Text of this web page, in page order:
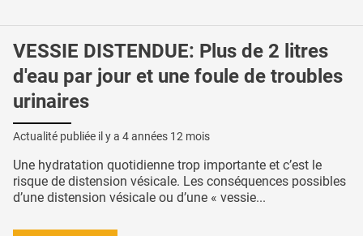
VESSIE DISTENDUE: Plus de 2 litres
d'eau par jour et une foule de troubles
urinaires
Actualité publiée il y a 4 années 12 mois
Une hydratation quotidienne trop importante et c’est le
risque de distension vésicale. Les conséquences possibles
d’une distension vésicale ou d’une « vessie...